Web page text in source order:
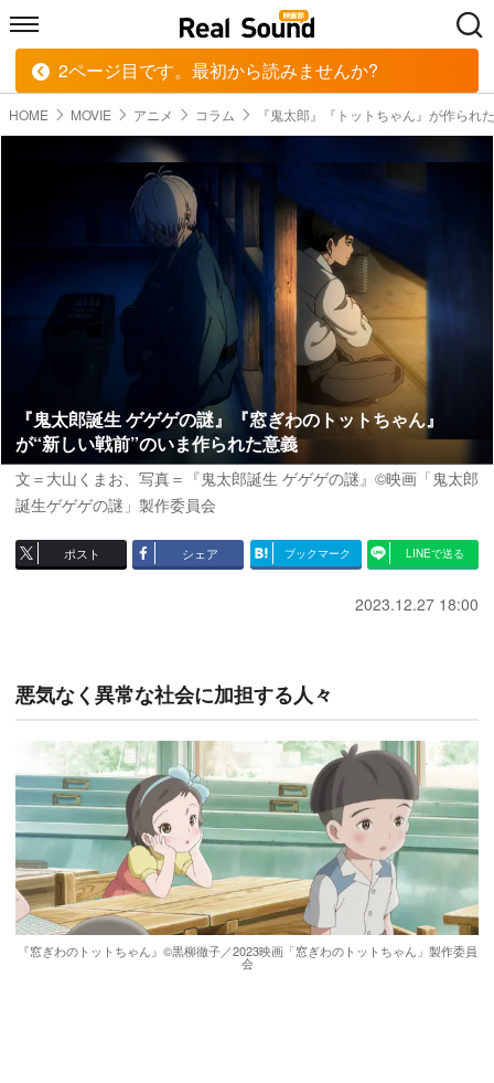
HOME MUSIC MOVIE TECH
HOME MOVIE アニメ コラム 『鬼太郎』『トットちゃん』が作られ
『鬼太郎誕生 ゲゲゲの謎』『窓ぎわのトットちゃん』
が“新しい戦前”のいま作られた意義
文＝大山くまお、写真＝『鬼太郎誕生 ゲゲゲの謎』©︎映画「鬼太郎
誕生ゲゲゲの謎」製作委員会
ポスト シェア ブックマーク LINEで送る
2023.12.27 18:00
悪気なく異常な社会に加担する人々
『窓ぎわのトットちゃん』©黒柳徹子／2023映画「窓ぎわのトットちゃん」製作委員
会
2ページ目です。最初から読みませんか?